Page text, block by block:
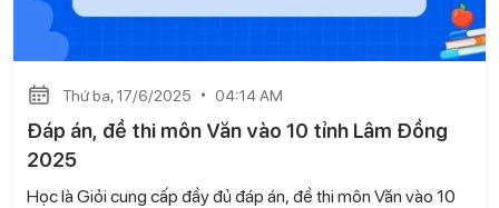
Thứ ba, 17/6/2025 04:14 AM
Đáp án, đề thi môn Văn vào 10 tỉnh Lâm Đồng
2025
Học là Giỏi cung cấp đầy đủ đáp án, đề thi môn Văn vào 10